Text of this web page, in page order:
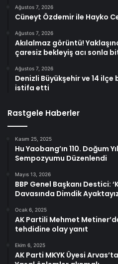
Ağustos 7, 2026
Cüneyt Özdemir ile Hayko
Ağustos 7, 2026
Akılalmaz görüntü!
çaresiz bekleyiş acı sonla
Ağustos 7, 2026
Denizli Büyükşehir ve 14 ilçe
istifa etti
Rastgele Haberler
Kasım 25, 2025
Hu Yaobang’ın 110. Doğum
Sempozyumu Düzenlendi
Mayıs 13, 2026
BBP Genel Başkanı Destici:
Davasında Dimdik
Ocak 6, 2025
AK Partili Mehmet
tehdidine olay yanıt
Ekim 6, 2025
AK Parti MKYK Üyesi